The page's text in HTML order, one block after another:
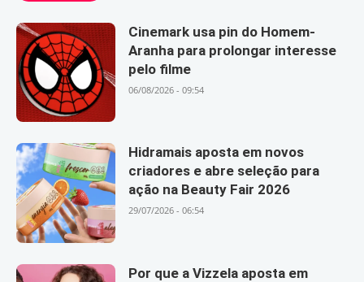
Cinemark usa pin do Homem-
Aranha para prolongar interesse
pelo filme
06/08/2026 - 09:54
Hidramais aposta em novos
criadores e abre seleção para
ação na Beauty Fair 2026
29/07/2026 - 06:54
Por que a Vizzela aposta em